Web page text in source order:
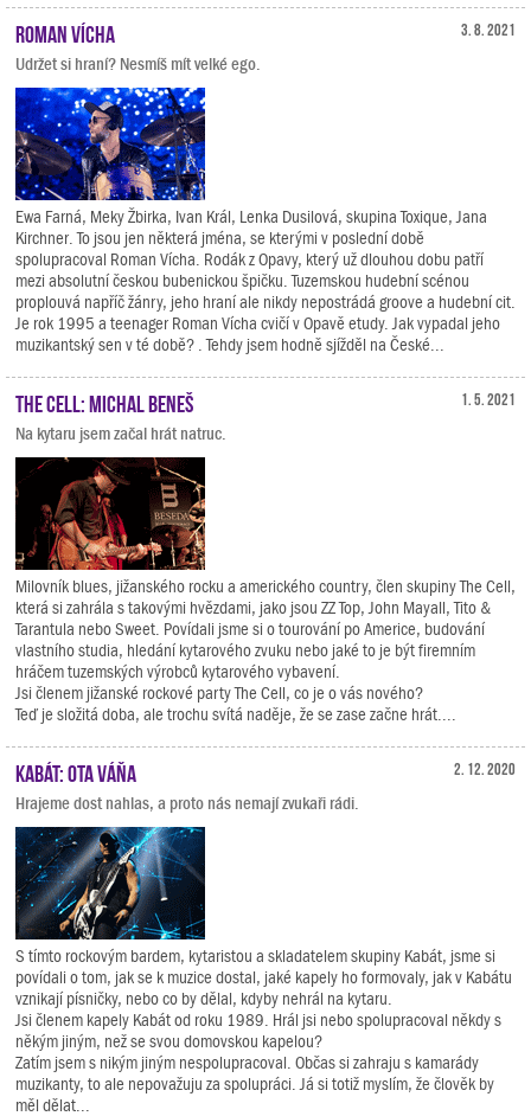
3. 8. 2021
Roman Vícha
Udržet si hraní? Nesmíš mít velké ego.
Ewa Farná, Meky Žbirka, Ivan Král, Lenka Dusilová, skupina Toxique, Jana
Kirchner. To jsou jen některá jména, se kterými v poslední době
spolupracoval Roman Vícha. Rodák z Opavy, který už dlouhou dobu patří
mezi absolutní českou bubenickou špičku. Tuzemskou hudební scénou
proplouvá napříč žánry, jeho hraní ale nikdy nepostrádá groove a hudební cit.
Je rok 1995 a teenager Roman Vícha cvičí v Opavě etudy. Jak vypadal jeho
muzikantský sen v té době? . Tehdy jsem hodně sjížděl na České...
1. 5. 2021
The Cell: Michal Beneš
Na kytaru jsem začal hrát natruc.
Milovník blues, jižanského rocku a amerického country, člen skupiny The Cell,
která si zahrála s takovými hvězdami, jako jsou ZZ Top, John Mayall, Tito &
Tarantula nebo Sweet. Povídali jsme si o tourování po Americe, budování
vlastního studia, hledání kytarového zvuku nebo jaké to je být firemním
hráčem tuzemských výrobců kytarového vybavení.
Jsi členem jižanské rockové party The Cell, co je o vás nového?
Teď je složitá doba, ale trochu svítá naděje, že se zase začne hrát....
2. 12. 2020
Kabát: Ota Váňa
Hrajeme dost nahlas, a proto nás nemají zvukaři rádi.
S tímto rockovým bardem, kytaristou a skladatelem skupiny Kabát, jsme si
povídali o tom, jak se k muzice dostal, jaké kapely ho formovaly, jak v Kabátu
vznikají písničky, nebo co by dělal, kdyby nehrál na kytaru.
Jsi členem kapely Kabát od roku 1989. Hrál jsi nebo spolupracoval někdy s
někým jiným, než se svou domovskou kapelou?
Zatím jsem s nikým jiným nespolupracoval. Občas si zahraju s kamarády
muzikanty, to ale nepovažuju za spolupráci. Já si totiž myslím, že člověk by
měl dělat...